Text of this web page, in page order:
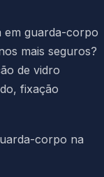
em guarda-corpo
mais seguros?
de vidro
fixação
corpo na